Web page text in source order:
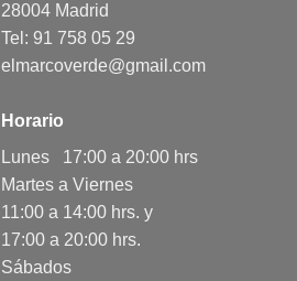
28004 Madrid
Tel: 91 758 05 29
elmarcoverde@gmail.com
Horario
Lunes 17:00 a 20:00 hrs
Martes a Viernes
11:00 a 14:00 hrs. y
17:00 a 20:00 hrs.
Sábados